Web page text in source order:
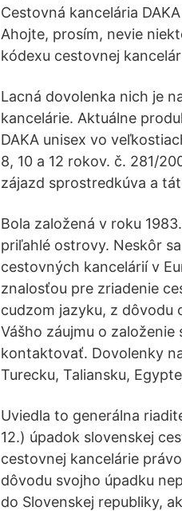
Cestovná kancelária
Ahojte, prosím, nevie
kódexu cestovnej
Lacná dovolenka nich je
kancelárie. Aktuálne
DAKA unisex vo
8, 10 a 12 rokov. č. 281/
zájazd sprostredkúva a
Bola založená v roku
priľahlé ostrovy. Neskôr
cestovných kancelárií v
znalosťou pre zriadenie
cudzom jazyku, z dôvodu
Vášho záujmu o
kontaktovať. Dovolenky
Turecku, Taliansku,
Uviedla to generálna
12.) úpadok slovenskej
cestovnej kancelárie
dôvodu svojho úpadku
do Slovenskej republiky,